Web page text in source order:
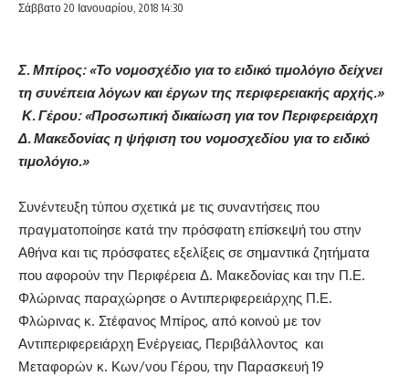
Σάββατο 20 Ιανουαρίου, 2018 14:30
Σ. Μπίρος: «Το νομοσχέδιο για το ειδικό τιμολόγιο δείχνει
τη συνέπεια λόγων και έργων της περιφερειακής αρχής.»
Κ. Γέρου: «Προσωπική δικαίωση για τον Περιφερειάρχη
Δ. Μακεδονίας η ψήφιση του νομοσχεδίου για το ειδικό
τιμολόγιο.»
Συνέντευξη τύπου σχετικά με τις συναντήσεις που
πραγματοποίησε κατά την πρόσφατη επίσκεψή του στην
Αθήνα και τις πρόσφατες εξελίξεις σε σημαντικά ζητήματα
που αφορούν την Περιφέρεια Δ. Μακεδονίας και την Π.Ε.
Φλώρινας παραχώρησε ο Αντιπεριφερειάρχης Π.Ε.
Φλώρινας κ. Στέφανος Μπίρος, από κοινού με τον
Αντιπεριφερειάρχη Ενέργειας, Περιβάλλοντος και
Μεταφορών κ. Κων/νου Γέρου, την Παρασκευή 19